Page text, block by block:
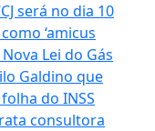
será no dia 10
‘amicus
Lei do Gás
Galdino que
do INSS
consultora